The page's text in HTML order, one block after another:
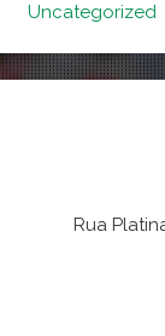
Uncategorized
Rua